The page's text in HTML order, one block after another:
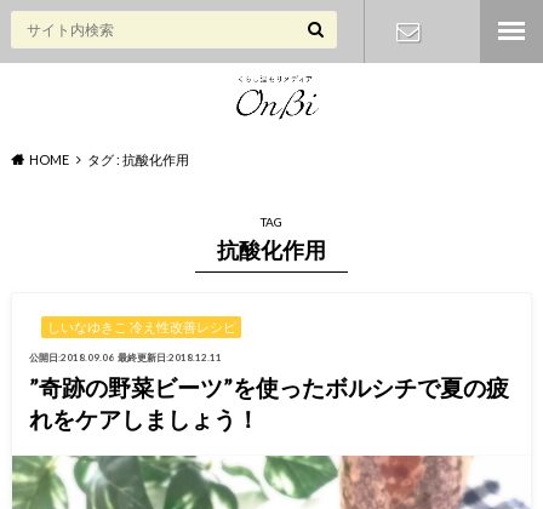
HOME タグ : 抗酸化作用
TAG
抗酸化作用
しいなゆきこ 冷え性改善レシピ
公開日:2018.09.06 最終更新日:2018.12.11
”奇跡の野菜ビーツ”を使ったボルシチで夏の疲
れをケアしましょう！